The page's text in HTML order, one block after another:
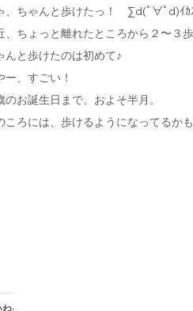
、ちゃんと歩けたっ！ ∑d(ﾟ∀ﾟd)ｲ
、ちょっと離れたところから２〜３
んと歩けたのは初めて♪
ー、すごい！
のお誕生日まで、およそ半月。
ころには、歩けるようになってるか